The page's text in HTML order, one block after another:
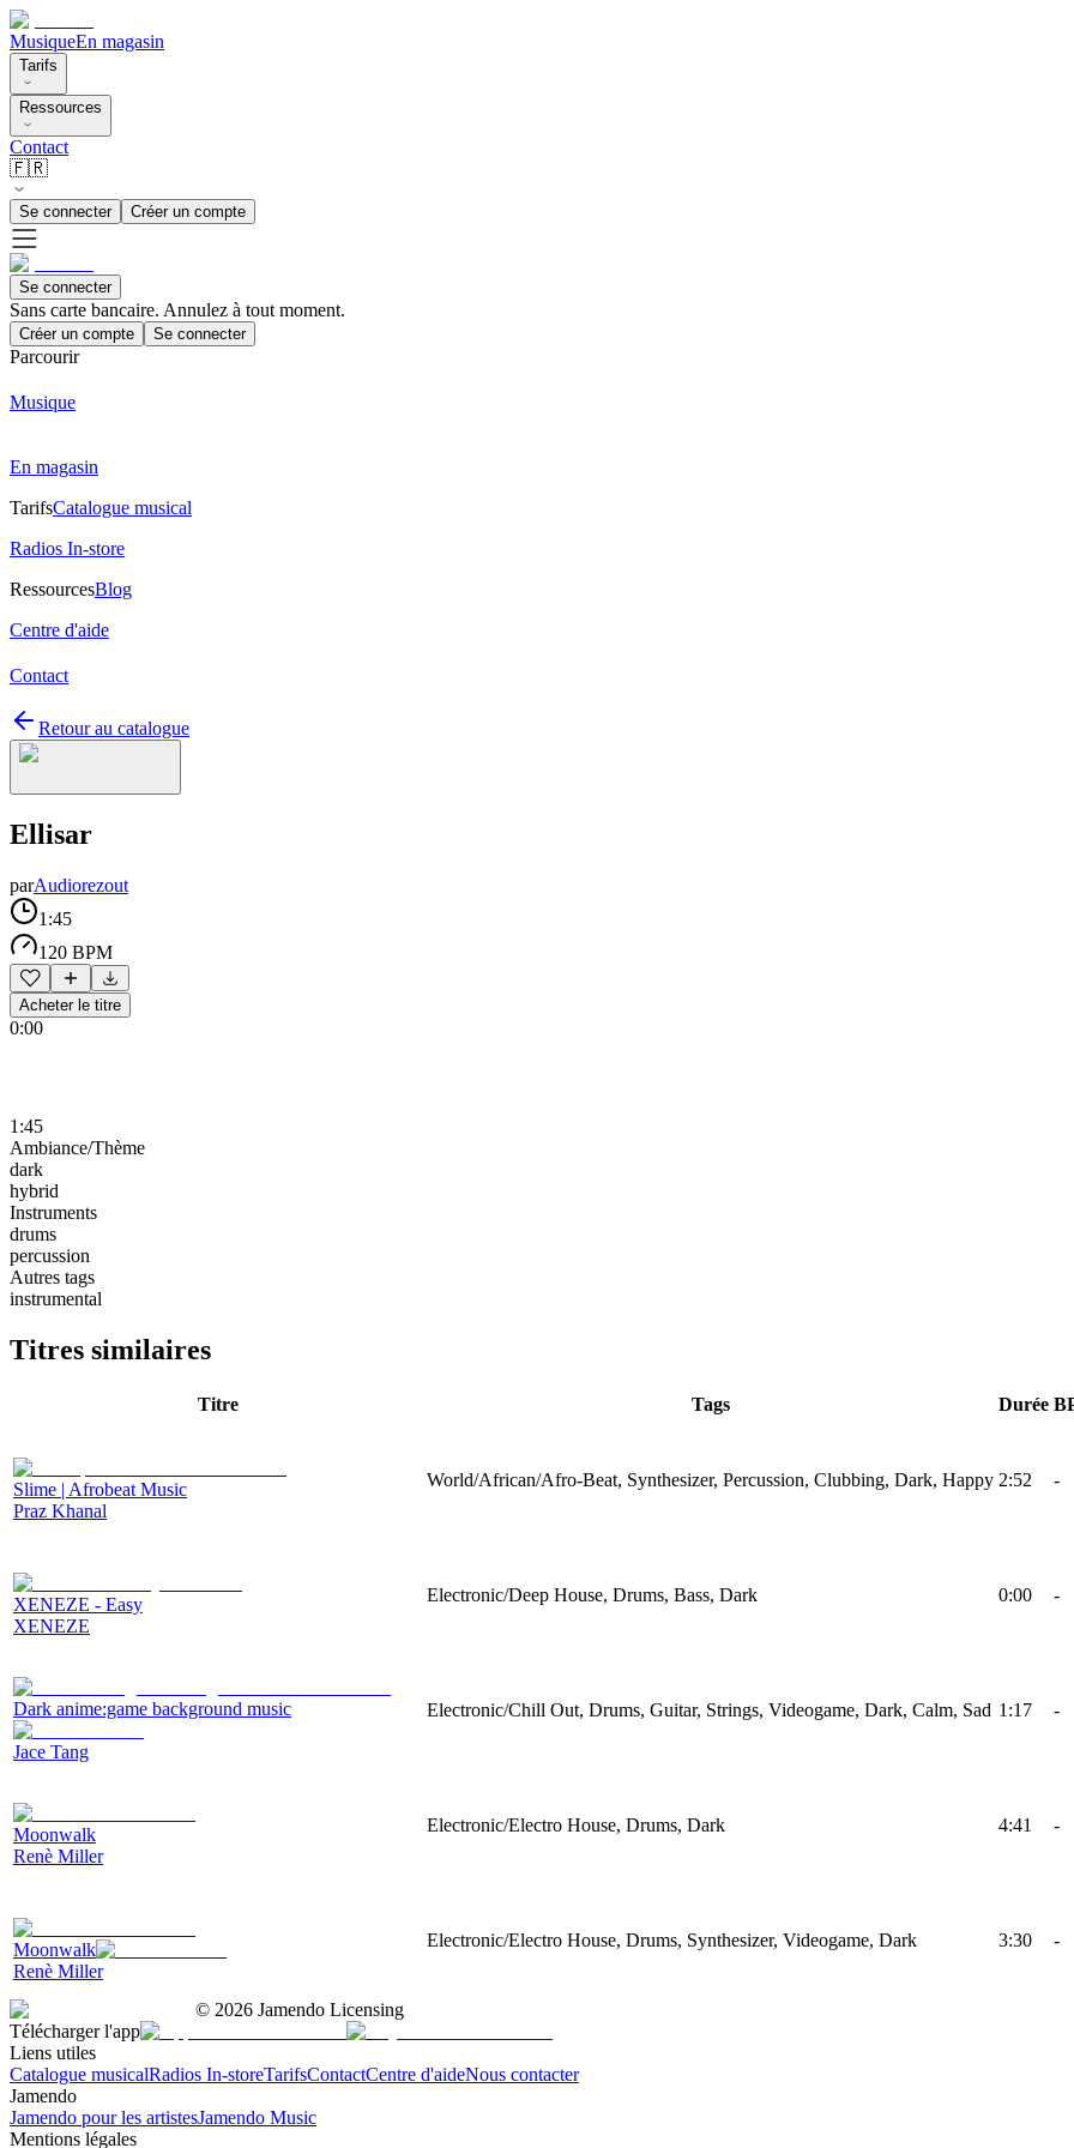
MusiqueEn magasin
Tarifs
Ressources
Contact
🇫🇷
Se connecter Créer un compte
Se connecter
Sans carte bancaire. Annulez à tout moment.
Créer un compte Se connecter
Parcourir
Musique
En magasin
TarifsCatalogue musical
Radios In-store
RessourcesBlog
Centre d'aide
Contact
Retour au catalogue
Ellisar
parAudiorezout
1:45
120 BPM
Acheter le titre
0:00
1:45
Ambiance/Thème
dark
hybrid
Instruments
drums
percussion
Autres tags
instrumental
Titres similaires
Titre Tags Durée
Slime | Afrobeat Music
Praz Khanal
World/African/Afro-Beat, Synthesizer, Percussion, Clubbing, Dark, Happy 2:52 -
XENEZE - Easy
XENEZE
Electronic/Deep House, Drums, Bass, Dark 0:00 -
Dark anime:game background music
Jace Tang
Electronic/Chill Out, Drums, Guitar, Strings, Videogame, Dark, Calm, Sad 1:17 -
Moonwalk
Renè Miller
Electronic/Electro House, Drums, Dark 4:41 -
Moonwalk
Renè Miller
Electronic/Electro House, Drums, Synthesizer, Videogame, Dark 3:30 -
© 2026 Jamendo Licensing
Télécharger l'app
Liens utiles
Catalogue musicalRadios In-storeTarifsContactCentre d'aideNous contacter
Jamendo
Jamendo pour les artistesJamendo Music
Mentions légales